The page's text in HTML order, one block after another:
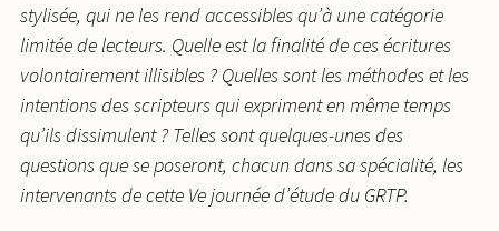
stylisée, qui ne les rend accessibles qu’à une catégorie
limitée de lecteurs. Quelle est la finalité de ces écritures
volontairement illisibles ? Quelles sont les méthodes et les
intentions des scripteurs qui expriment en même temps
qu’ils dissimulent ? Telles sont quelques-unes des
questions que se poseront, chacun dans sa spécialité, les
intervenants de cette Ve journée d’étude du GRTP.